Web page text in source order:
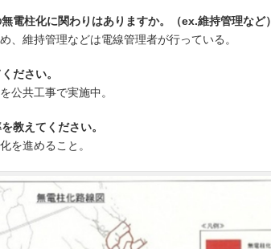
電柱化に関わりはありますか。（ex.維持管理など）
、維持管理などは電線管理者が行っている。
ださい。
公共工事で実施中。
教えてください。
を進めること。